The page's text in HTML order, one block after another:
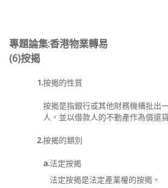
專題論集:香港物業轉易
(6)按揭
1.按揭的性質
按揭是指銀行或其他財務機構批出
人，並以借款人的不動產作為償還
2.按揭的類別
a.法定按揭
法定按揭是法定產業權的按揭。